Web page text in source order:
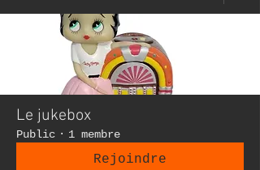
Le jukebox
Public · 1 membre
Rejoindre